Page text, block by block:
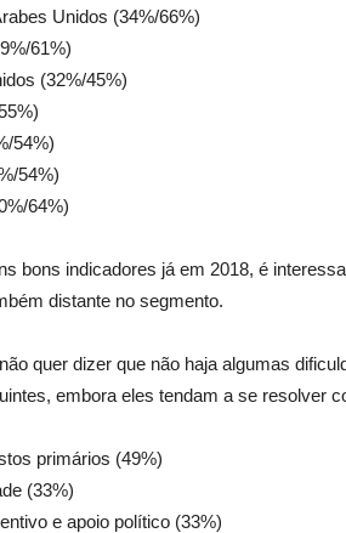
Unidos (34%/66%)
61%)
(32%/45%)
54%)
54%)
64%)
bons indicadores já em 2018, é
distante no segmento.
quer dizer que não haja algumas
embora eles tendam a se resolver
primários (49%)
(33%)
e apoio político (33%)